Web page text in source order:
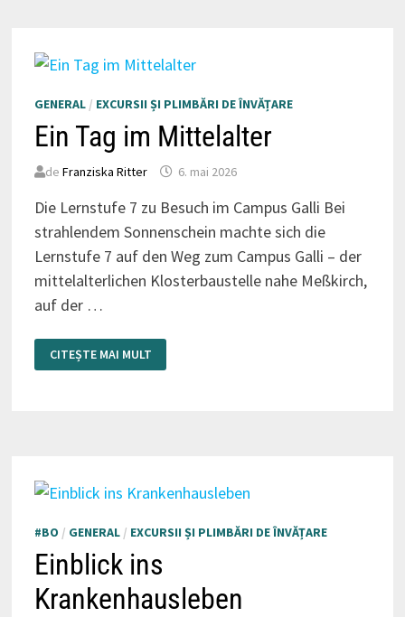
GENERAL/ EXCURSII ȘI PLIMBĂRI DE ÎNVĂȚARE
Ein Tag im Mittelalter
de Franziska Ritter 6. mai 2026
Die Lernstufe 7 zu Besuch im Campus Galli Bei
strahlendem Sonnenschein machte sich die
Lernstufe 7 auf den Weg zum Campus Galli – der
mittelalterlichen Klosterbaustelle nahe Meßkirch,
auf der …
EIN
TAG
IM
CITEȘTE MAI MULT
#BO / GENERAL/ EXCURSII ȘI PLIMBĂRI DE ÎNVĂȚARE
Einblick ins
Krankenhausleben